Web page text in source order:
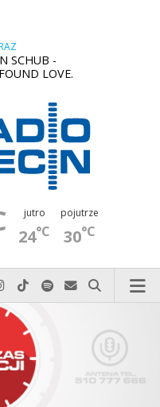
SCHUB -
LOVE.
jutro
24°C
pojutrze
30°C
do nas zadzwoń
nas na Facebook-u
nas na X
Odwiedź nas na Instagram-ie
Odwiedź nas na TikTok-u
Szukaj nas na Spotify
Wyślij do nas
Szukaj